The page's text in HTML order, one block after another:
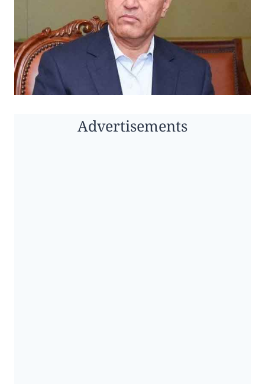
Advertisements